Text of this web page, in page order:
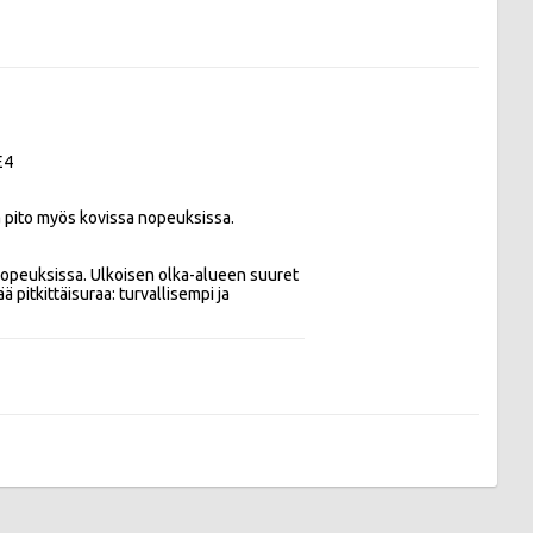
myös kovissa nopeuksissa.
Ulkoisen olka-alueen suuret
pitkittäisuraa: turvallisempi ja